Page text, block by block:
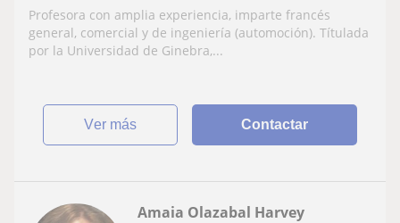
Profesora con amplia experiencia, imparte francés
general, comercial y de ingeniería (automoción). Títulada
por la Universidad de Ginebra,...
ver más Contactar
Amaia Olazabal Harvey